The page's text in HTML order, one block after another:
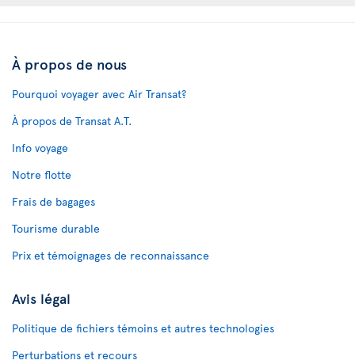
À propos de nous
Pourquoi voyager avec Air Transat?
À propos de Transat A.T.
Info voyage
Notre flotte
Frais de bagages
Tourisme durable
Prix et témoignages de reconnaissance
Avis légal
Politique de fichiers témoins et autres technologies
Perturbations et recours